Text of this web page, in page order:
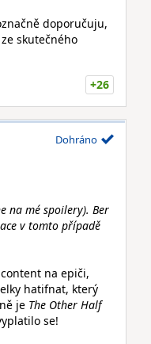
doporučuju,
skutečného
+26
Dohráno
na mé spoilery). Ber
v tomto případě
na epiči,
hatifnat, který
je The Other Half
se!